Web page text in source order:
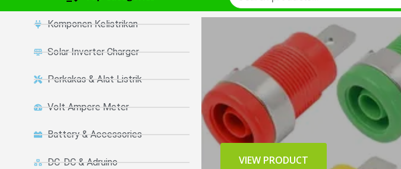
Komponen Kelistrikan
Solar Inverter Charger
Perkakas & Alat Listrik
Volt Ampere Meter
Battery & Accessories
DC-DC & Adruino VIEW PRODUCT